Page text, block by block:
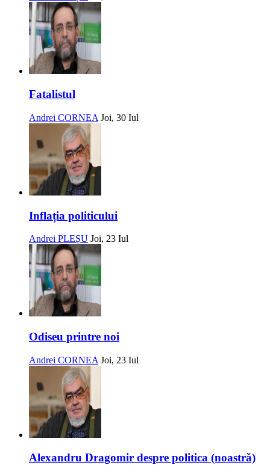
Fatalistul
Andrei CORNEA Joi, 30 Iul
Inflația politicului
Andrei PLEȘU Joi, 23 Iul
Odiseu printre noi
Andrei CORNEA Joi, 23 Iul
Alexandru Dragomir despre politica (noastră)